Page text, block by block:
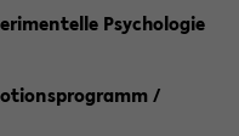
Psychologie
/